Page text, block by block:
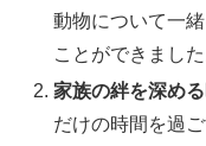
動物について一
ことができました
家族の絆を深め
だけの時間を過